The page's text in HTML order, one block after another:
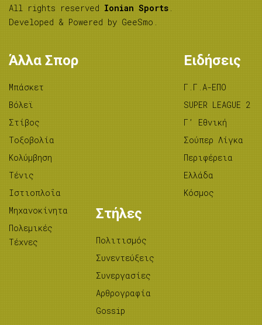
All rights reserved Ionian Sports .
Developed & Powered by GeeSmo .
Άλλα Σπορ
Μπάσκετ
Βόλεϊ
Στίβος
Tοξοβολία
Κολύμβηση
Τένις
Ιστιοπλοΐα
Μηχανοκίνητα
Πολεμικές
Τέχνες
Ειδήσεις
Γ.Γ.Α-ΕΠΟ
SUPER LEAGUE 2
Γ’ Εθνική
Σούπερ Λίγκα
Περιφέρεια
Ελλάδα
Κόσμος
Στήλες
Πολιτισμός
Συνεντεύξεις
Συνεργασίες
Αρθρογραφία
Gossip